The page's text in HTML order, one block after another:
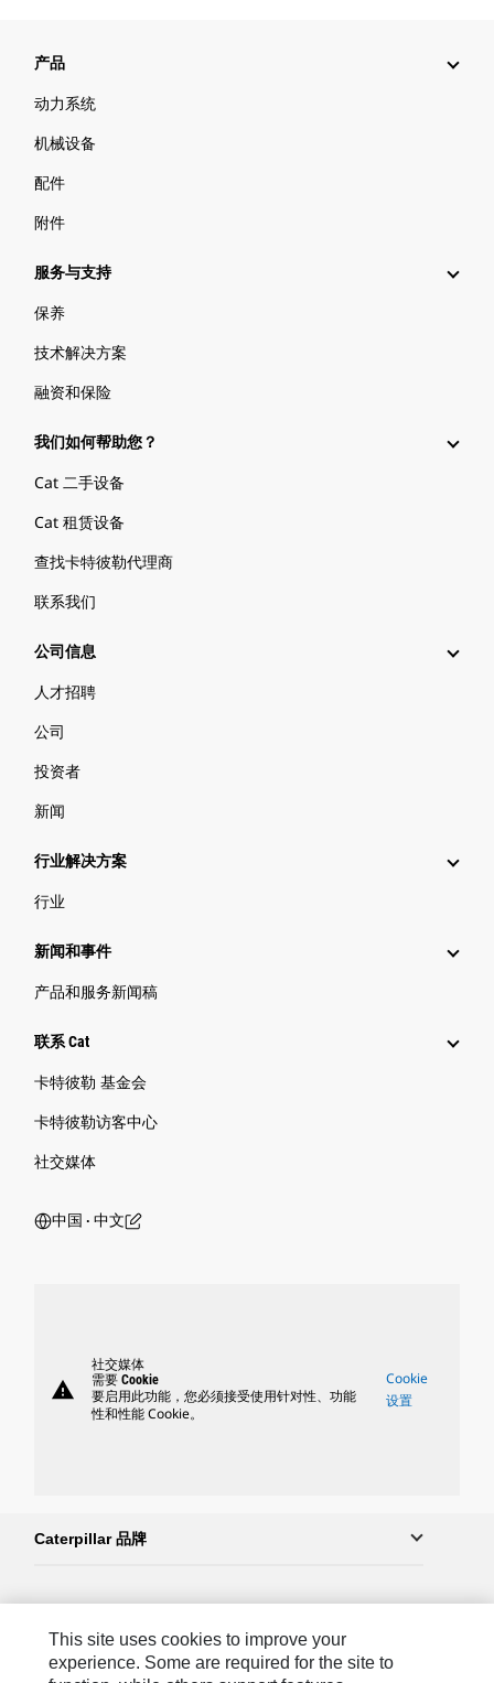
产品
动力系统
机械设备
配件
附件
服务与支持
保养
技术解决方案
融资和保险
我们如何帮助您？
Cat 二手设备
Cat 租赁设备
查找卡特彼勒代理商
联系我们
公司信息
人才招聘
公司
投资者
新闻
行业解决方案
行业
新闻和事件
产品和服务新闻稿
联系 Cat
卡特彼勒 基金会
卡特彼勒访客中心
社交媒体
中国 ‧ 中文
warning
社交媒体
需要 Cookie
要启用此功能，您必须接受使用针对性、功能
性和性能 Cookie。
Cookie
设置
Caterpillar 品牌
联系 Caterpillar
This site uses cookies to improve your
experience. Some are required for the site to